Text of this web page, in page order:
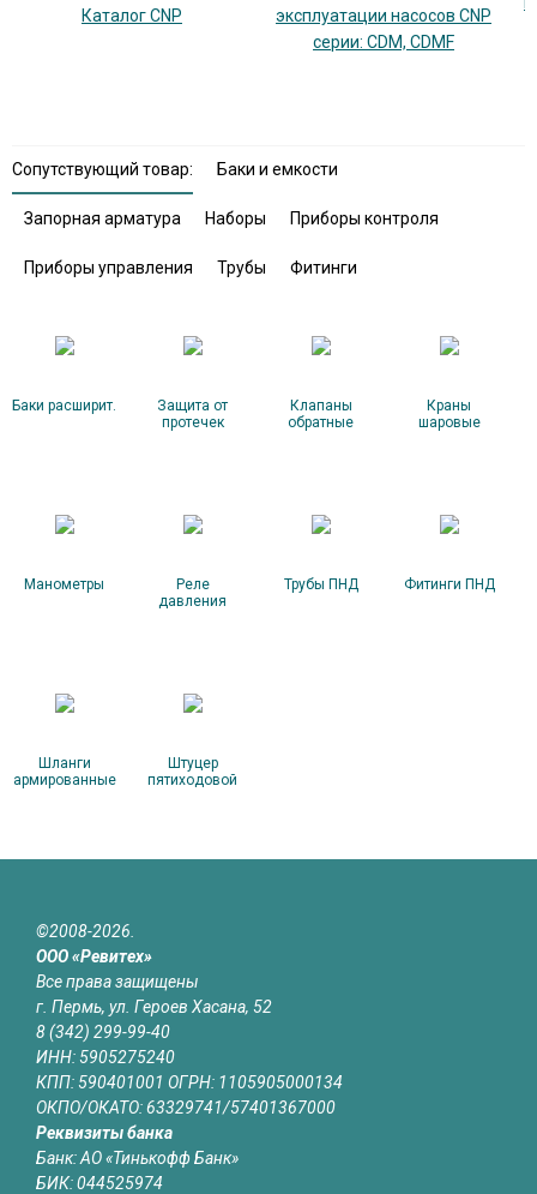
Каталог CNP
эксплуатации насосов CNP
серии: CDM, CDMF
Сопутствующий товар: Баки и емкости
Запорная арматура Наборы Приборы контроля
Приборы управления Трубы Фитинги
Баки расширит.
Защита от
протечек
Клапаны
обратные
Краны
шаровые
Манометры
Реле
давления
Трубы ПНД Фитинги ПНД
Шланги
армированные
Штуцер
пятиходовой
©2008-2026.
ООО «Ревитех»
Все права защищены
г. Пермь, ул. Героев Хасана, 52
8 (342) 299-99-40
ИНН: 5905275240
КПП: 590401001 ОГРН: 1105905000134
ОКПО/ОКАТО: 63329741/57401367000
Реквизиты банка
Банк: АО «Тинькофф Банк»
БИК: 044525974